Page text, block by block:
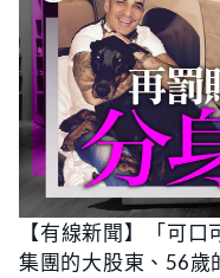
【有線新聞】「可
集團的大股東、56歲